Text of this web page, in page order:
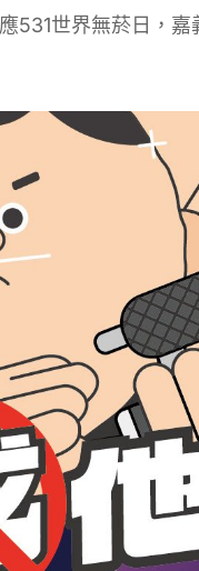
531世界無菸日，